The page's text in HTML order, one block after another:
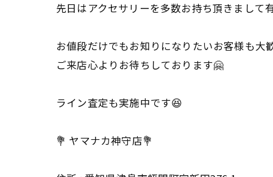
先日はアクセサリーを多数お持ち頂きまして
お値段だけでもお知りになりたいお客様も
ご来店心よりお待ちしております🤗
ライン査定も実施中です😆
💐 ヤマナカ神守店💐